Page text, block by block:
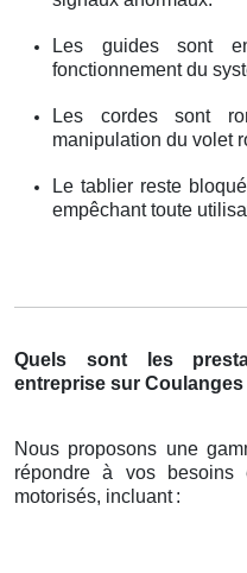
Les guides sont
fonctionnement du
Les cordes sont
manipulation du volet
Le tablier reste
empêchant toute
Quels sont les
entreprise sur
Nous proposons une
répondre à vos besoins
motorisés, incluant :